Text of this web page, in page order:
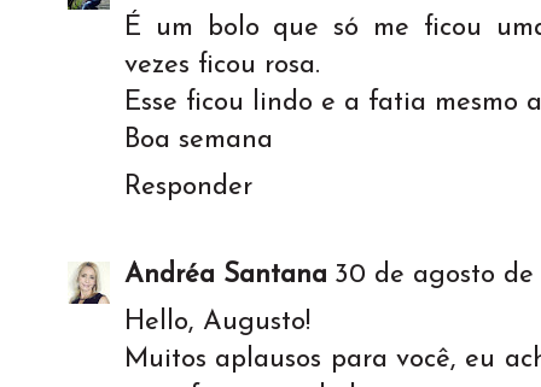
É um bolo que só me ficou
vezes ficou rosa.
Esse ficou lindo e a fatia mesmo
Boa semana
Responder
Andréa Santana 30 de agosto de
Hello, Augusto!
Muitos aplausos para você, eu